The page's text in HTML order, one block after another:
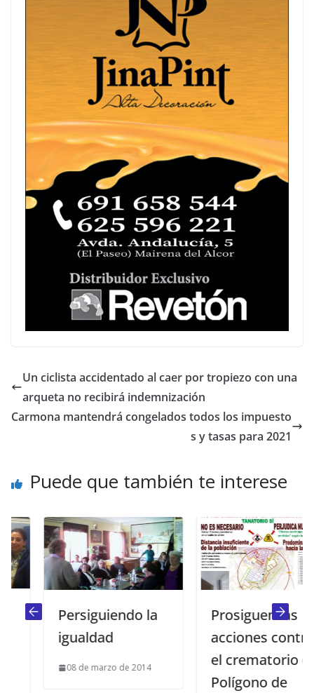
Un ciclista accidentado al caer por tropiezo con una
arqueta no recibirá indemnización
Carmona mantendrá congelados todos los impuesto
s y tasas para 2021
Puede que también te interese
Persiguiendo la
igualdad
08 de marzo de 2014
Prosiguen las
acciones contra
el crematorio del
Polígono de